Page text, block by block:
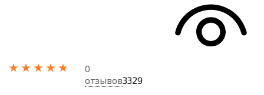
0
отзывов3329